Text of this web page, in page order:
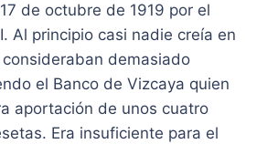
de octubre de 1919 por el
Al principio casi nadie creía en
demasiado
el Banco de Vizcaya quien
aportación de unos cuatro
Era insuficiente para el